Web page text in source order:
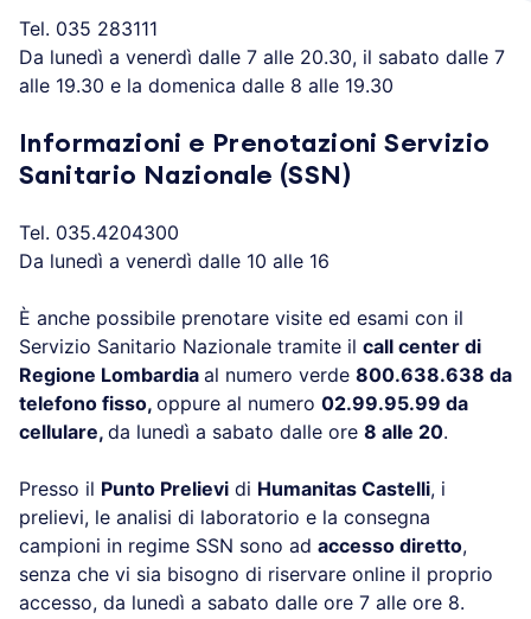
Tel. 035 283111
Da lunedì a venerdì dalle 7 alle 20.30, il sabato dalle 7
alle 19.30 e la domenica dalle 8 alle 19.30
Informazioni e Prenotazioni Servizio
Sanitario Nazionale (SSN)
Tel. 035.4204300
Da lunedì a venerdì dalle 10 alle 16
È anche possibile prenotare visite ed esami con il
Servizio Sanitario Nazionale tramite il call center di
Regione Lombardia al numero verde 800.638.638 da
telefono fisso, oppure al numero 02.99.95.99 da
cellulare, da lunedì a sabato dalle ore 8 alle 20.
Presso il Punto Prelievi di Humanitas Castelli, i
prelievi, le analisi di laboratorio e la consegna
campioni in regime SSN sono ad accesso diretto,
senza che vi sia bisogno di riservare online il proprio
accesso, da lunedì a sabato dalle ore 7 alle ore 8.